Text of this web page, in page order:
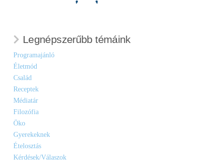
Legnépszerűbb témáink
Programajánló
Életmód
Család
Receptek
Médiatár
Filozófia
Öko
Gyerekeknek
Ételosztás
Kérdések/Válaszok